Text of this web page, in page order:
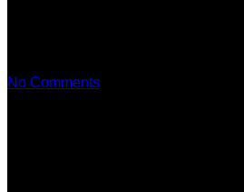
No Comments